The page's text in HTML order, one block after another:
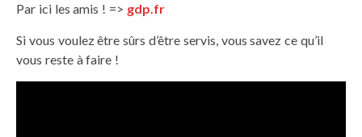
Par ici les amis ! => gdp.fr
Si vous voulez être sûrs d’être servis, vous savez ce qu’il
vous reste à faire !